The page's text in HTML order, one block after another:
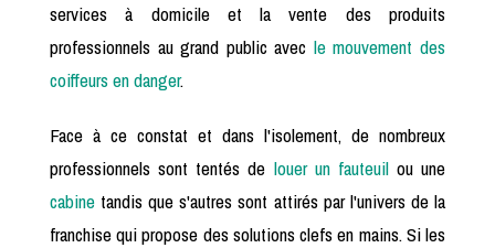
services à domicile et la vente des produits
professionnels au grand public avec le mouvement des
coiffeurs en danger.
Face à ce constat et dans l'isolement, de nombreux
professionnels sont tentés de louer un fauteuilou une
cabine tandis que s'autres sont attirés par l'univers de la
franchise qui propose des solutions clefs en mains. Si les